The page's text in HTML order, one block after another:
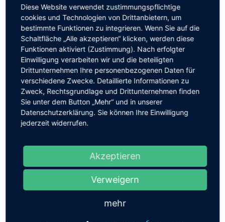
gemeinsam unter dem Motto „Übergänge
gestalten“einbringen.
Freitag, 24.1.2020 von 17:00 bis 21:00 Uhr
Samstag, 25.1.2020 von 9:00 bis 15:00 Uhr
Bitte merken Sie sich diesen Termin vor.
Da wir sowohl die Arbeitsgruppen als auch die
gemeinsamen Essen planen müssen, bitten wir um
eine verbindliche Anmeldung bis zum 10.01.2020
über die E-Mail-Adresse
telefonisch im Schulbüro unter 0371 3340760. Bitte
geben Sie dabei die gewünschte Arbeitsgruppe
sowie die gewünschte Praxisgruppe an.
AG 2: Konzeptarbeit mit und ohne die ehemalige
Diese Website verwendet zustimmungspflichtige
cookies und Technologien von Drittanbietern, um
bestimmte Funktionen zu integrieren. Wenn Sie auf die
Schaltfläche „Alle akzeptieren“ klicken, werden diese
Funktionen aktiviert (Zustimmung). Nach erfolgter
Einwilligung verarbeiten wir und die beteiligten
Drittunternehmen Ihre personenbezogenen Daten für
verschiedene Zwecke. Detaillierte Informationen zu
Zweck, Rechtsgrundlage und Drittunternehmen finden
Sie unter dem Button „Mehr“ und in unserer
Datenschutzerklärung. Sie können Ihre Einwilligung
jederzeit widerrufen.
Akzeptieren
Verweigern
mehr